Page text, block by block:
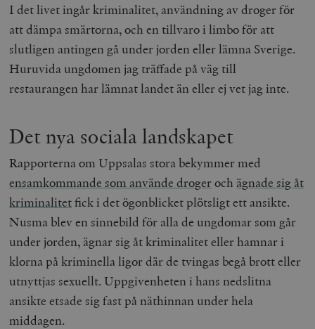
I det livet ingår kriminalitet, användning av droger för
att dämpa smärtorna, och en tillvaro i limbo för att
slutligen antingen gå under jorden eller lämna Sverige.
Huruvida ungdomen jag träffade på väg till
restaurangen har lämnat landet än eller ej vet jag inte.
Det nya sociala landskapet
Rapporterna om Uppsalas stora bekymmer med
ensamkommande som använde drogeroch ägnade sig åt
kriminalitetfick i det ögonblicket plötsligt ett ansikte.
Nusma blev en sinnebild för alla de ungdomar som går
under jorden, ägnar sig åt kriminalitet eller hamnar i
klorna på kriminella ligor där de tvingas begå brott eller
utnyttjas sexuellt. Uppgivenheten i hans nedslitna
ansikte etsade sig fast på näthinnan under hela
middagen.